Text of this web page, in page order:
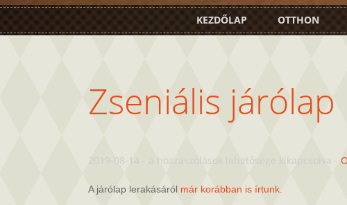
KEZDŐLAP OTTHON
Zseniális
2019-08-14
Zseniális
lerakási
a hozzászólások lehetősége kikapcsolva -
A járólap lerakásáról már korábban is írtunk.